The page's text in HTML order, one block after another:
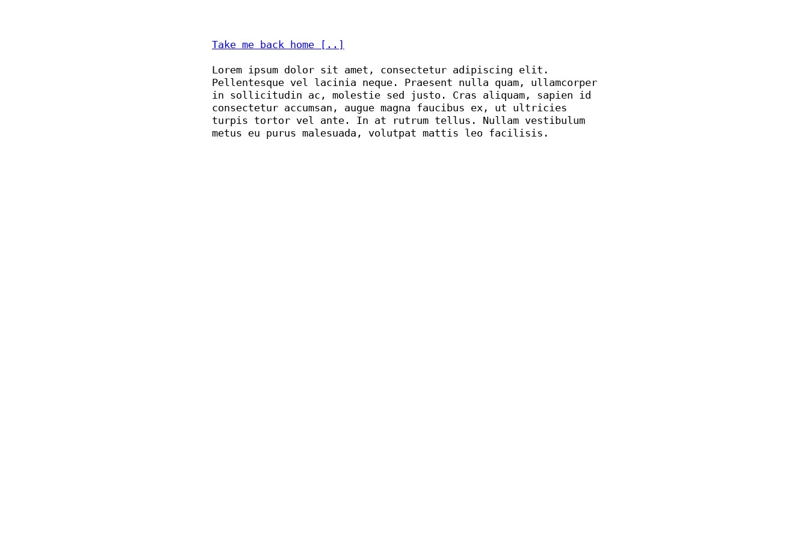
Take me back home [..]
Lorem ipsum dolor sit amet, consectetur adipiscing elit.
Pellentesque vel lacinia neque. Praesent nulla quam, ullamcorper
in sollicitudin ac, molestie sed justo. Cras aliquam, sapien id
consectetur accumsan, augue magna faucibus ex, ut ultricies
turpis tortor vel ante. In at rutrum tellus. Nullam vestibulum
metus eu purus malesuada, volutpat mattis leo facilisis.